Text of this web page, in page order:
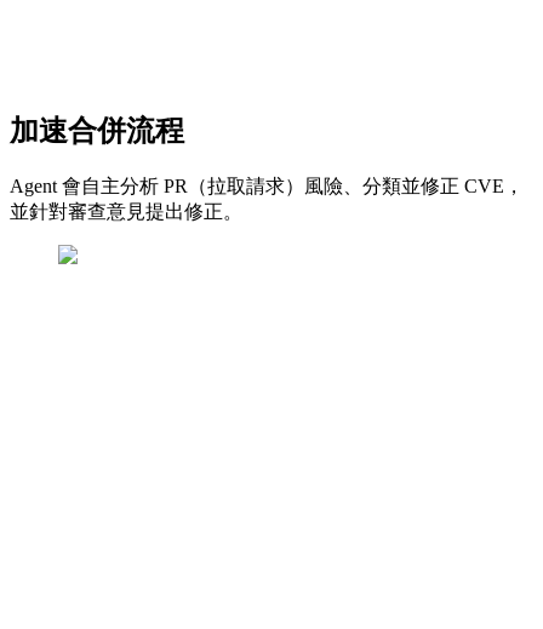
加速合併流程
Agent 會自主分析 PR（拉取請求）風險、分類並修正 CVE，
並針對審查意見提出修正。